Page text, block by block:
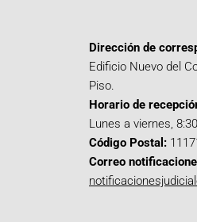
Dirección de
Edificio Nuevo del
Piso.
Horario de
Lunes a viernes,
Código Postal:
Correo